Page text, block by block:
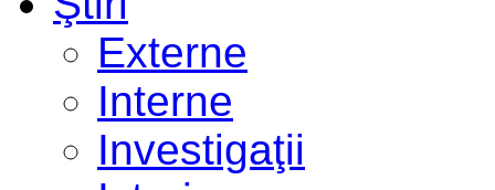
Externe
Interne
Investigaţii